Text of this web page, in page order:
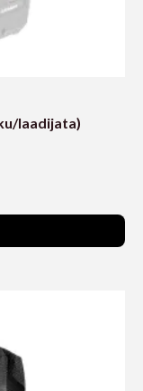
laadijata)